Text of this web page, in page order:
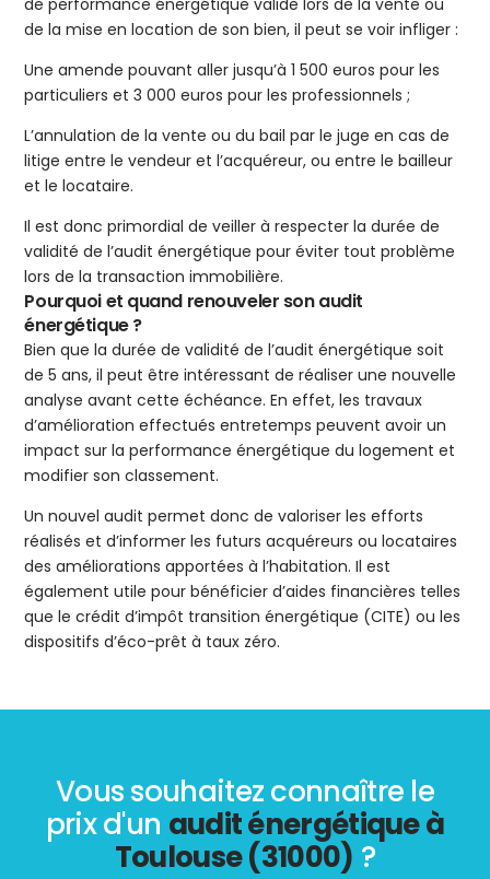
de performance énergétique valide lors de la vente ou
de la mise en location de son bien, il peut se voir infliger :
Une amende pouvant aller jusqu’à 1 500 euros pour les
particuliers et 3 000 euros pour les professionnels ;
L’annulation de la vente ou du bail par le juge en cas de
litige entre le vendeur et l’acquéreur, ou entre le bailleur
et le locataire.
Il est donc primordial de veiller à respecter la durée de
validité de l’audit énergétique pour éviter tout problème
lors de la transaction immobilière.
Pourquoi et quand renouveler son audit
énergétique ?
Bien que la durée de validité de l’audit énergétique soit
de 5 ans, il peut être intéressant de réaliser une nouvelle
analyse avant cette échéance. En effet, les travaux
d’amélioration effectués entretemps peuvent avoir un
impact sur la performance énergétique du logement et
modifier son classement.
Un nouvel audit permet donc de valoriser les efforts
réalisés et d’informer les futurs acquéreurs ou locataires
des améliorations apportées à l’habitation. Il est
également utile pour bénéficier d’aides financières telles
que le crédit d’impôt transition énergétique (CITE) ou les
dispositifs d’éco-prêt à taux zéro.
Vous souhaitez connaître le
prix d'un audit énergétique à
Toulouse (31000) ?